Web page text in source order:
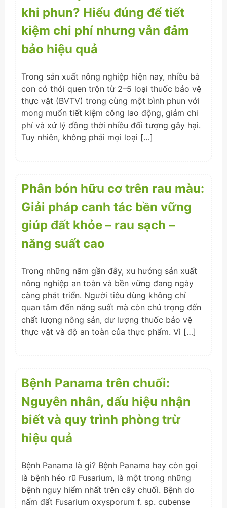
khi phun? Hiểu đúng để tiết
kiệm chi phí nhưng vẫn đảm
bảo hiệu quả
Trong sản xuất nông nghiệp hiện nay, nhiều bà
con có thói quen trộn từ 2–5 loại thuốc bảo vệ
thực vật (BVTV) trong cùng một bình phun với
mong muốn tiết kiệm công lao động, giảm chi
phí và xử lý đồng thời nhiều đối tượng gây hại.
Tuy nhiên, không phải mọi loại […]
Phân bón hữu cơ trên rau màu:
Giải pháp canh tác bền vững
giúp đất khỏe – rau sạch –
năng suất cao
Trong những năm gần đây, xu hướng sản xuất
nông nghiệp an toàn và bền vững đang ngày
càng phát triển. Người tiêu dùng không chỉ
quan tâm đến năng suất mà còn chú trọng đến
chất lượng nông sản, dư lượng thuốc bảo vệ
thực vật và độ an toàn của thực phẩm. Vì […]
Bệnh Panama trên chuối:
Nguyên nhân, dấu hiệu nhận
biết và quy trình phòng trừ
hiệu quả
Bệnh Panama là gì? Bệnh Panama hay còn gọi
là bệnh héo rũ Fusarium, là một trong những
bệnh nguy hiểm nhất trên cây chuối. Bệnh do
nấm đất Fusarium oxysporum f. sp. cubense